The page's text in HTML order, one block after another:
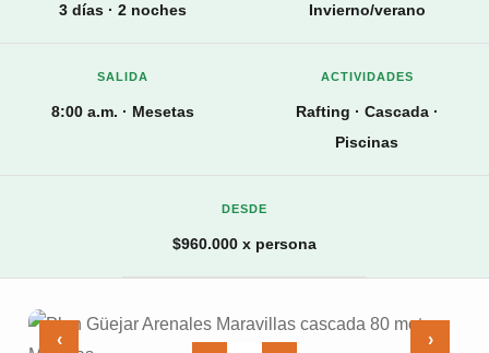
3 días · 2 noches Invierno/verano
SALIDA
8:00 a.m. · Mesetas
ACTIVIDADES
Rafting · Cascada ·
Piscinas
DESDE
$960.000 x persona
‹ ›